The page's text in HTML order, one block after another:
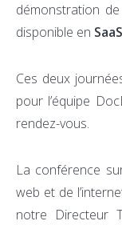
démonstration
disponible en SaaS
Ces deux
pour l’équipe
rendez-vous.
La conférence
web et de
notre Directeur